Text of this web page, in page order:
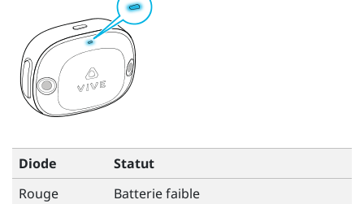
Diode
Statut
Rouge
Batterie faible